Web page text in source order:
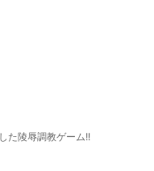
た陵辱調教ゲーム!!